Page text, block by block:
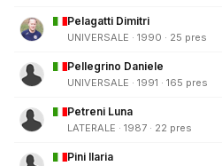
Pelagatti Dimitri
UNIVERSALE · 1990 · 25 pres
Pellegrino Daniele
UNIVERSALE · 1991 · 165 pres
Petreni Luna
LATERALE · 1987 · 22 pres
Pini Ilaria